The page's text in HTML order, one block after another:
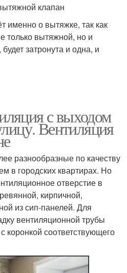
клапан
именно о вытяжке, так как
только вытяжной, но и
затронута и одна, и
с выходом
Вентиляция
разнообразные по качеству
в городских квартирах. Но
отверстие в
кирпичной,
из сип-панелей. Для
вентиляционной трубы
коронкой соответствующего